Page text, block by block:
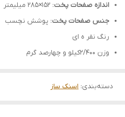
اندازه صفحات پخت: ۱۵۲×۲۸۵ میلیمتر
جنس صفحات پخت: پوشش نچسب
رنگ نقر ه ای
وزن 2/400کیلو و چهارصد گرم
دسته‌بندی:اسنک ساز